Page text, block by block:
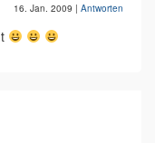
16. Jan. 2009 | Antworten